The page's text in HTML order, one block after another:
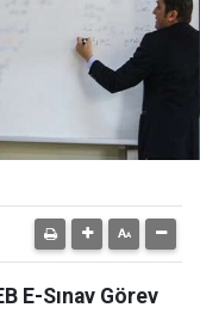
E-Sınav Görev